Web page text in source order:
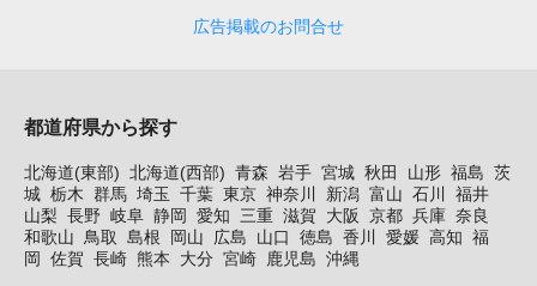
広告掲載のお問合せ
都道府県から探す
北海道(東部) 北海道(西部) 青森 岩手 宮城 秋田 山形 福島 茨
城 栃木 群馬 埼玉 千葉 東京 神奈川 新潟 富山 石川
福井
山梨 長野 岐阜 静岡 愛知 三重 滋賀 大阪 京都 兵庫 奈良
和歌山
鳥取 島根 岡山 広島 山口 徳島 香川 愛媛 高知 福
岡 佐賀 長崎 熊本 大分 宮崎 鹿児島 沖縄